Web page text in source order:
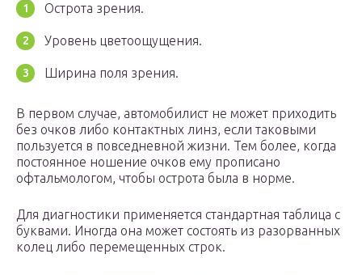
Острота зрения.
Уровень цветоощущения.
Ширина поля зрения.
В первом случае, автомобилист не может приходить
без очков либо контактных линз, если таковыми
пользуется в повседневной жизни. Тем более, когда
постоянное ношение очков ему прописано
офтальмологом, чтобы острота была в норме.
Для диагностики применяется стандартная таблица с
буквами. Иногда она может состоять из разорванных
колец либо перемещенных строк.